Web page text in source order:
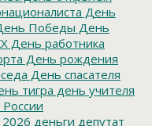
День
Победы День
День работника
День рождения
День спасателя
тигра день учителя
деньги депутат